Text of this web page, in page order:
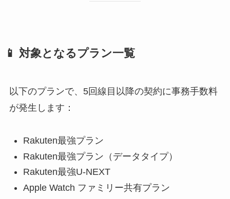
📱 対象となるプラン一覧
以下のプランで、5回線目以降の契約に事務手数料
が発生します：
Rakuten最強プラン
Rakuten最強プラン（データタイプ）
Rakuten最強U-NEXT
Apple Watch ファミリー共有プラン